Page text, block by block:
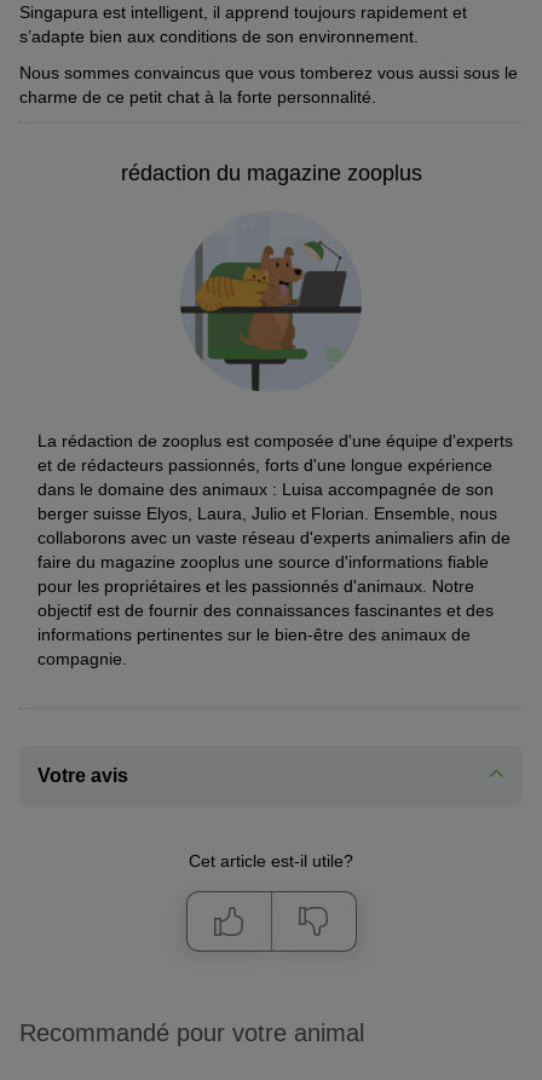
Singapura est intelligent, il apprend toujours rapidement et
s’adapte bien aux conditions de son environnement.
Nous sommes convaincus que vous tomberez vous aussi sous le
charme de ce petit chat à la forte personnalité.
rédaction du magazine zooplus
La rédaction de zooplus est composée d'une équipe d'experts
et de rédacteurs passionnés, forts d'une longue expérience
dans le domaine des animaux : Luisa accompagnée de son
berger suisse Elyos, Laura, Julio et Florian. Ensemble, nous
collaborons avec un vaste réseau d'experts animaliers afin de
faire du magazine zooplus une source d'informations fiable
pour les propriétaires et les passionnés d'animaux. Notre
objectif est de fournir des connaissances fascinantes et des
informations pertinentes sur le bien-être des animaux de
compagnie.
Votre avis
Cet article est-il utile?
Recommandé pour votre animal